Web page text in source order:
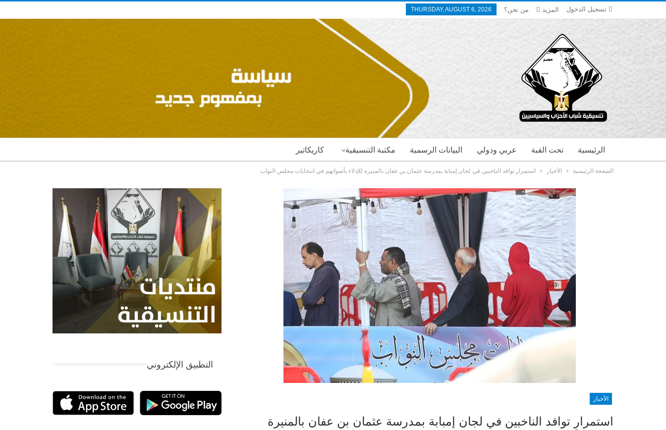
تسجيل الدخول THURSDAY, AUGUST 6, 2026 من نحن؟ المزيد
كاريكاتير مكتبة التنسيقية البيانات الرسمية عربي ودولي تحت القبة الرئيسية
الصفحة الرئيسية الأخبار استمرار توافد الناخبين في لجان إمبابة بمدرسة عثمان بن عفان بالمنيرة للإدلاء بأصواتهم في انتخابات مجلس النواب
الأخبار
استمرار توافد الناخبين في لجان إمبابة بمدرسة عثمان بن عفان بالمنيرة
التطبيق الإلكتروني